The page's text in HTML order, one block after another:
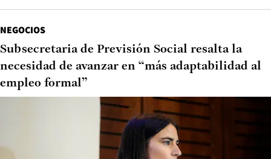
NEGOCIOS
Subsecretaria de Previsión Social resalta la
necesidad de avanzar en “más adaptabilidad al
empleo formal”